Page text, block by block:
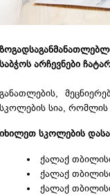
საბჭოს არჩევნები
განათლების,
სკოლების სია,
იხილეთ სკოლების
ქალაქ
ქალაქ
ქალაქ